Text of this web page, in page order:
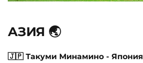
АЗИЯ 🌏
🇯🇵 Такуми Минамино - Япония